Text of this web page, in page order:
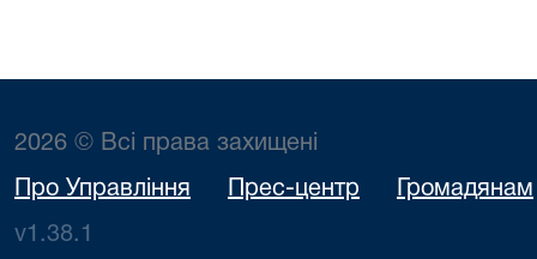
2026 © Всі права захищені
Про Управління Прес-центр Громадянам
v1.38.1